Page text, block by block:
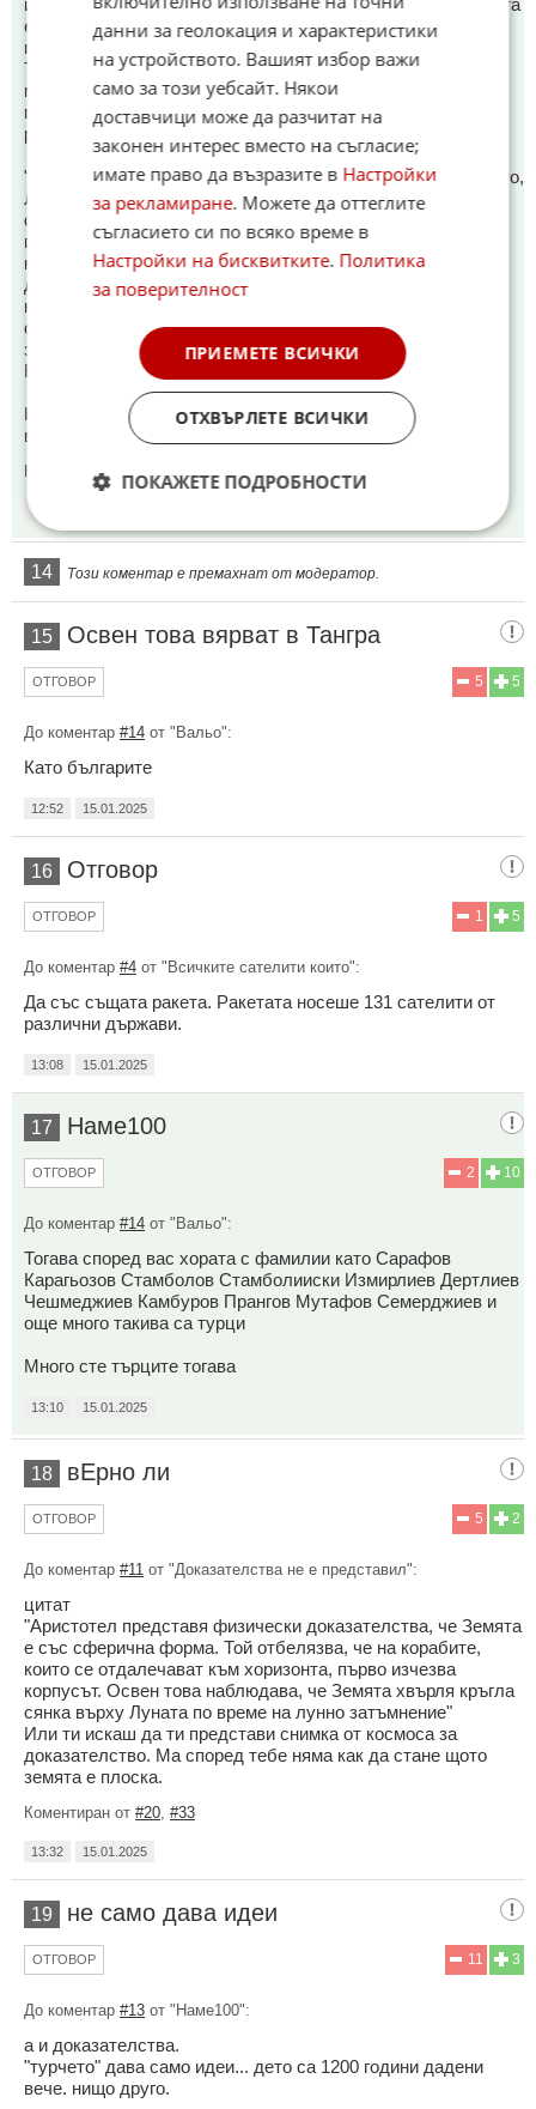
е ротационен център на Вселената и която остава широко
приета до XVI век.
Тъй като Аристотел е най-уважаваният философ от
мислителите по време на Ренесанса и след него, те често
приемат неговите грешки за даденост, което забавя
развитието на науката през този период.28"
"Аристотел смятал, че Земята е неподвижна и че Слънцето,
Луната, планетите и звездите обикалят по кръгови орбити
около нея. Той вярвал, че е така, защото по необясними
причини смятал Земята за център на Вселената, а
кръговото движение за най-съвършеното. Тази идея била
доразвита от Птолемей през II в. н.е. в завършен
космологичен модел. Земята се намира в центъра,
обградена от осемте сфери, носещи Луната, Слънцето,
звездите и петте тогава известни планети Меркурий,
Венера, Марс, Юпитер и Сатурн."
Не го оспорвам все пак тои е говорил и философствал 12
века преди него..
Коментиран от
12:37
14 Този коментар е премахнат от модератор.
15 Освен това вярват в Тангра
5
5
ОТГОВОР
До коментар #14 от "Вальо":
Като българите
12:52 15.01.2025
16 Отговор
5
1
ОТГОВОР
До коментар #4 от "Всичките сателити които":
Да със същата ракета. Ракетата носеше 131 сателити от
различни държави.
13:08 15.01.2025
17 Наме100
10
2
ОТГОВОР
До коментар #14 от "Вальо":
Тогава според вас хората с фамилии като Сарафов
Карагьозов Стамболов Стамболииски Измирлиев Дертлиев
Чешмеджиев Камбуров Прангов Мутафов Семерджиев и
още много такива са турци
Много сте търците тогава
13:10 15.01.2025
18 вЕрно ли
2
5
ОТГОВОР
До коментар #11 от "Доказателства не е представил":
цитат
"Аристотел представя физически доказателства, че Земята
е със сферична форма. Той отбелязва, че на корабите,
които се отдалечават към хоризонта, първо изчезва
корпусът. Освен това наблюдава, че Земята хвърля кръгла
сянка върху Луната по време на лунно затъмнение"
Или ти искаш да ти представи снимка от космоса за
доказателство. Ма според тебе няма как да стане щото
земята е плоска.
Коментиран от #20 #33
13:32 15.01.2025
19 не само дава идеи
3
11
ОТГОВОР
До коментар #13 от "Наме100":
а и доказателства.
"турчето" дава само идеи... дето са 1200 години дадени
вече. нищо друго.
данни за геолокация и характеристики
на устройството. Вашият избор важи
само за този уебсайт. Някои
доставчици може да разчитат на
законен интерес вместо на съгласие;
имате право да възразите в Настройки
за рекламиране. Можете да оттеглите
съгласието си по всяко време в
Настройки на бисквитките. Политика
за поверителност
ПРИЕМЕТЕ ВСИЧКИ
ОТХВЪРЛЕТЕ ВСИЧКИ
ПОКАЖЕТЕ ПОДРОБНОСТИ